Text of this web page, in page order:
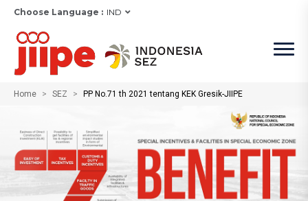
Choose Language : IND
Home SEZ PP No.71 th 2021 tentang KEK Gresik-JIIPE